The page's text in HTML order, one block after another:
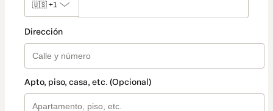
🇺🇸 +1
Dirección
Apto, piso, casa, etc. (Opcional)